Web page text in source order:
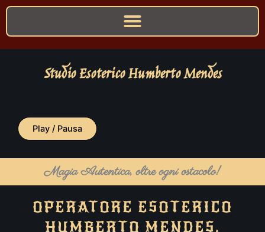
Studio Esoterico Humberto Mendes
Play / Pausa
Magia Autentica, oltre ogni ostacolo!
OPERATORE ESOTERICO
HUMBERTO MENDES,